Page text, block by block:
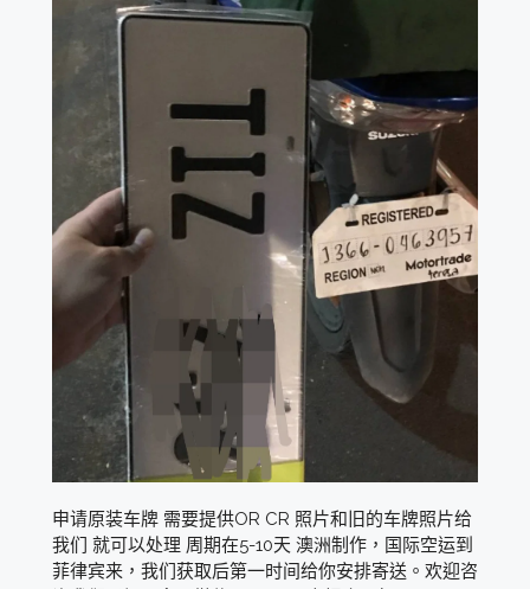
申请原装车牌 需要提供OR CR 照片和旧的车牌照片给
我们 就可以处理 周期在5-10天 澳洲制作，国际空运到
菲律宾来，我们获取后第一时间给你安排寄送。欢迎咨